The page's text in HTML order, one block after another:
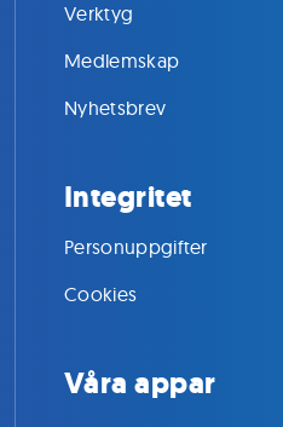
Verktyg
Medlemskap
Nyhetsbrev
Integritet
Personuppgifter
Cookies
Våra appar